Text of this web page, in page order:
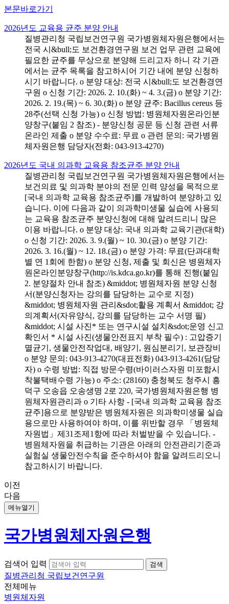
본문바로가기
2026년도 교육용 균주 분양 안내
질병관리청 국립보건연구원 국가병원체자원은행에서는
전국 시&bull;도 보건환경연구원 보건 업무 관련 교육에
필요한 균주를 무상으로 분양해 드리고자 하니 각 기관
에서는 균주 목록을 참고하시어 기간 내에 분양 신청하
시기 바랍니다. o 분양 대상: 전국 시&bull;도 보건환경연
구원 o 신청 기간: 2026. 2. 10.(화) ~ 4. 3.(금) o 분양 기간:
2026. 2. 19.(목) ~ 6. 30.(화) o 분양 균주: Bacillus cereus 등
28주(선택 신청 가능) o 신청 방법: 병원체자원온라인분
양창구(붙임 2 참조) - 분양신청 공문 등 신청 관련 서류
온라인 제출 o 분양 수수료: 무료 o 관련 문의: 국가병원
체자원은행 담당자(전화: 043-913-4270)
2026년도 국내 의과학 교육용 참조균주 분양 안내
질병관리청 국립보건연구원 국가병원체자원은행에서는
보건의료 및 의과학 분야의 전문 인력 양성을 목적으로
[국내 의과학 교육용 참조균주]를 개발하여 분양하고 있
습니다. 이에 다음과 같이 의과학미생물 실습에 사용되
는 교육용 참조균주 분양신청에 대해 알려드리니 많은
이용 바랍니다. o 분양 대상: 국내 의과학 교육기관(대학)
o 신청 기간: 2026. 3. 9.(월) ~ 10. 30.(금) o 분양 기간:
2026. 3. 16.(월) ~ 12. 18.(금) o 분양 가격: 무료(단과대학
별 연 1회에 한함) o 분양 신청, 제출 및 회신은 병원체자
원온라인분양창구(http://is.kdca.go.kr)를 통해 진행(붙임
2. 분양절차 안내 참조) &middot; 병원체자원 분양 신청
서(분양신청자는 강의를 담당하는 교수로 지정)
&middot; 병원체자원 관리&sdot;활용 계획서 &middot; 강
의계획서(자유양식, 강의를 담당하는 교수 서명 필)
&middot; 시설 사진* 또는 연구시설 설치&sdot;운영 신고
확인서 * 시설 사진(생물안전표지 부착 필수) : 고압증기
멸균기, 생물안전작업대, 배양기, 원심분리기, 보관장비
o 분양 문의: 043-913-4270(대표전화) 043-913-4261(담당
자) o 수령 방법: 직접 방문수령(바이러스자원 미포함시
착불택배수령 가능) o 주소: (28160) 충청북도 청주시 흥
덕구 오송읍 오송생명 2로 220, 국가병원체자원은행 병
원체자원관리과 o 기타 사항 - [국내 의과학 교육용 참조
균주]용으로 분양받은 병원체자원은 의과학미생물 실습
용으로만 사용하여야 하며, 이를 위반할 경우 「병원체
자원법」제31조제1항에 따라 처벌받을 수 있습니다. -
병원체자원을 취급하는 기관은 아래의 안전관리기준과
실험실 생물안전수칙을 준수하셔야 함을 알려드리오니
참고하시기 바랍니다.
이전
다음
메뉴열기
국가병원체자원은행
검색어 입력
질병관리청 국립보건연구원
전체메뉴
병원체자원